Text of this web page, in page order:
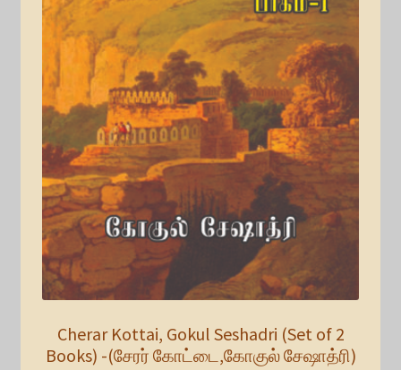
Cherar Kottai, Gokul Seshadri (Set of 2
Books) -(சேரர் கோட்டை,கோகுல் சேஷாத்ரி)